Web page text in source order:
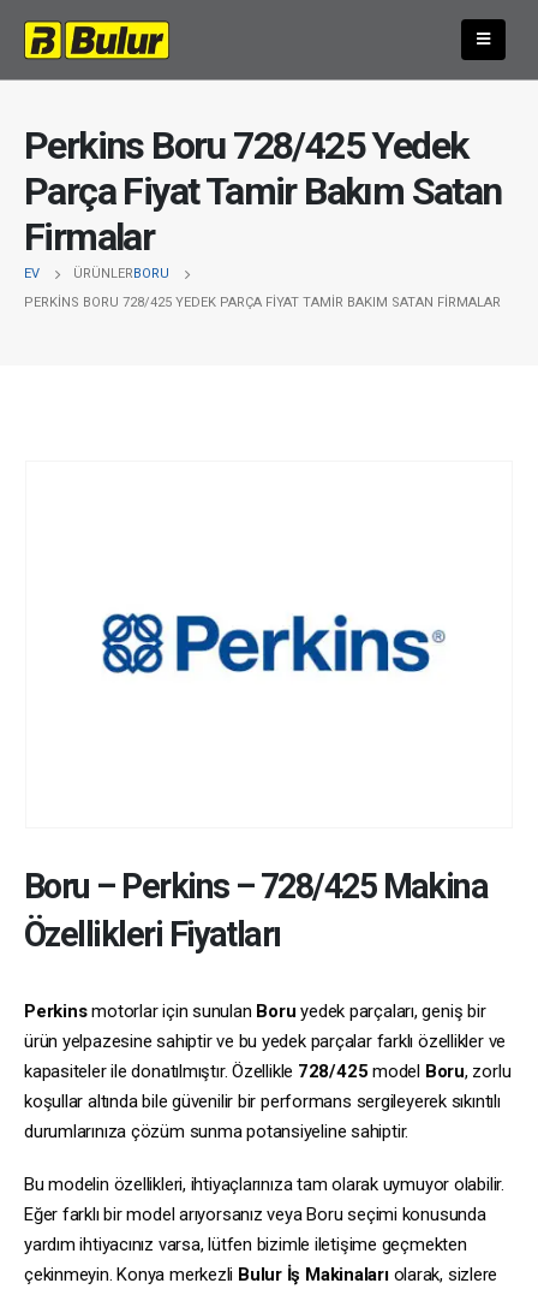
Perkins Boru 728/425 Yedek
Parça Fiyat Tamir Bakım Satan
Firmalar
EV ÜRÜNLERBORU
PERKINS BORU 728/425 YEDEK PARÇA FIYAT TAMIR BAKIM SATAN FIRMALAR
Boru – Perkins–728/425Makina
Özellikleri Fiyatları
Perkinsmotorlar için sunulan Boru yedek parçaları, geniş bir
ürün yelpazesine sahiptir ve bu yedek parçalar farklı özellikler ve
kapasiteler ile donatılmıştır. Özellikle 728/425 model Boru, zorlu
koşullar altında bile güvenilir bir performans sergileyerek sıkıntılı
durumlarınıza çözüm sunma potansiyeline sahiptir.
Bu modelin özellikleri, ihtiyaçlarınıza tam olarak uymuyor olabilir.
Eğer farklı bir model arıyorsanız veya Boru seçimi konusunda
yardım ihtiyacınız varsa, lütfen bizimle iletişime geçmekten
çekinmeyin. Konya merkezli Bulur İş Makinalarıolarak, sizlere